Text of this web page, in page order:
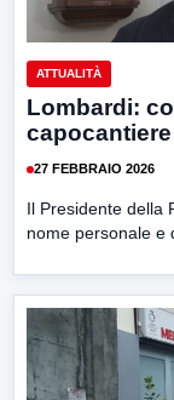
ATTUALITÀ
Lombardi:
27 FEBBRAIO 2026
Il Presidente della
nome personale e